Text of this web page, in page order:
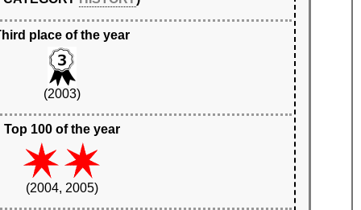
place of the year
(2003)
Top 100 of the year
(2004, 2005)